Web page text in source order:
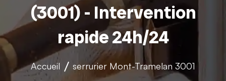
(3001) - Intervention
rapide 24h/24
Accueil serrurier Mont-Tramelan 3001